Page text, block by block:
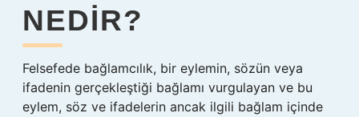
NEDIR?
Felsefede bağlamcılık, bir eylemin, sözün veya
ifadenin gerçekleştiği bağlamı vurgulayan ve bu
eylem, söz ve ifadelerin ancak ilgili bağlam içinde